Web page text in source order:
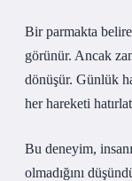
Bir parmakta
görünür. Ancak
dönüşür. Günlük
her hareketi
Bu deneyim,
olmadığını